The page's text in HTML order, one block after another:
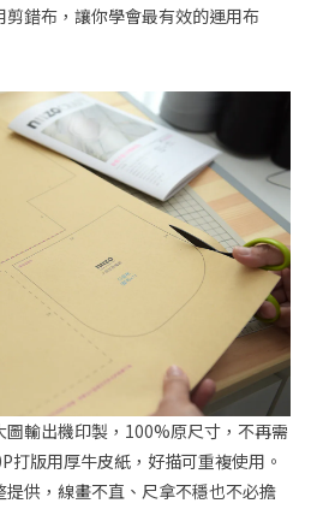
錯布，讓你學會最有效的運用布
圖輸出機印製，100%原尺寸，不再需
打版用厚牛皮紙，好描可重複使用。
供，線畫不直、尺拿不穩也不必擔